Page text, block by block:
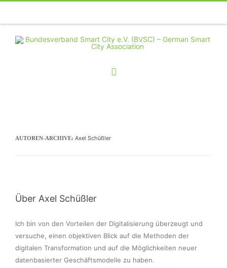
TelefonFacebookTwitterYoutubeInstagramLinkedinRSS
AUTOREN-ARCHIVE: Axel Schüßler
Über Axel Schüßler
Ich bin von den Vorteilen der Digitalisierung überzeugt und
versuche, einen objektiven Blick auf die Methoden der
digitalen Transformation und auf die Möglichkeiten neuer
datenbasierter Geschäftsmodelle zu haben.